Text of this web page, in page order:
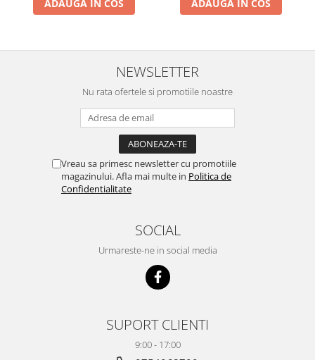
ADAUGA IN COS ADAUGA IN COS
NEWSLETTER
Nu rata ofertele si promotiile noastre
Vreau sa primesc newsletter cu promotiile
magazinului. Afla mai multe in Politica de
Confidentialitate
SOCIAL
Urmareste-ne in social media
SUPORT CLIENTI
9:00 - 17:00